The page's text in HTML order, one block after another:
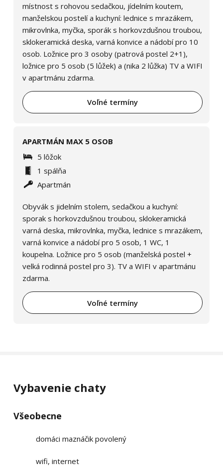
místnost s rohovou sedačkou, jídelním koutem,
manželskou postelí a kuchyní: lednice s mrazákem,
mikrovlnka, myčka, sporák s horkovzdušnou troubou,
sklokeramická deska, varná konvice a nádobí pro 10
osob. Ložnice pro 3 osoby (patrová postel 2+1),
ložnice pro 5 osob (5 lůžek) a (nika 2 lůžka) TV a WIFI
v apartmánu zdarma.
Voľné termíny
APARTMÁN MAX 5 OSOB
5 lôžok
1 spálňa
Apartmán
Obyvák s jidelním stolem, sedačkou a kuchyní:
sporak s horkovzdušnou troubou, sklokeramická
varná deska, mikrovlnka, myčka, lednice s mrazákem,
varná konvice a nádobí pro 5 osob, 1 WC, 1
koupelna. Ložnice pro 5 osob (manželská postel +
velká rodinná postel pro 3). TV a WIFI v apartmánu
zdarma.
Voľné termíny
Vybavenie chaty
Všeobecne
domáci maznáčik povolený
wifi, internet